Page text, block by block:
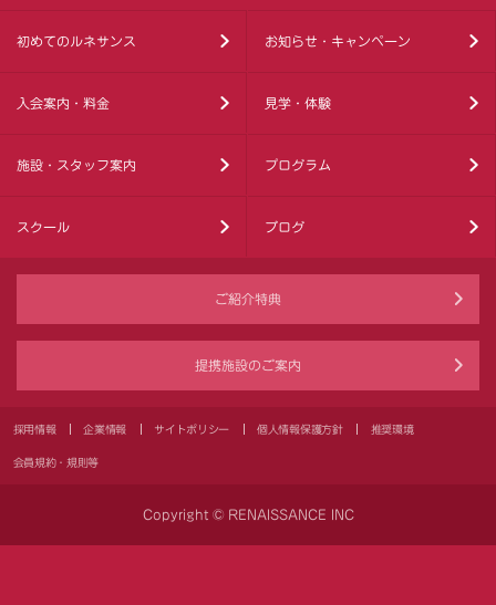
初めてのルネサンス お知らせ・キャンペーン
入会案内・料金 見学・体験
施設・スタッフ案内 プログラム
スクール ブログ
ご紹介特典
提携施設のご案内
採用情報 企業情報 サイトポリシー 個人情報保護方針 推奨環境
会員規約・規則等
Copyright © RENAISSANCE INC